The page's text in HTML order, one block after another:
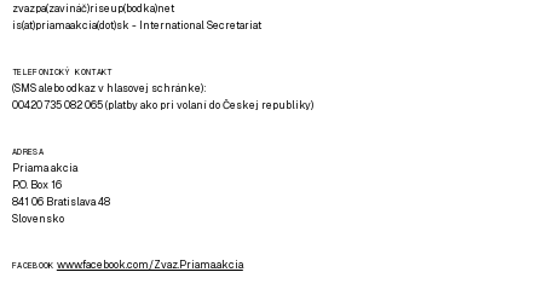
zvazpa(zavináč)riseup(bodka)net
is(at)priamaakcia(dot)sk - International Secretariat
TELEFONICKÝ KONTAKT
(SMS alebo odkaz v hlasovej schránke):
00420 735 082 065 (platby ako pri volaní do Českej republiky)
ADRESA
Priama akcia
P.O. Box 16
841 06 Bratislava 48
Slovensko
FACEBOOK www.facebook.com/Zvaz.Priama.akcia